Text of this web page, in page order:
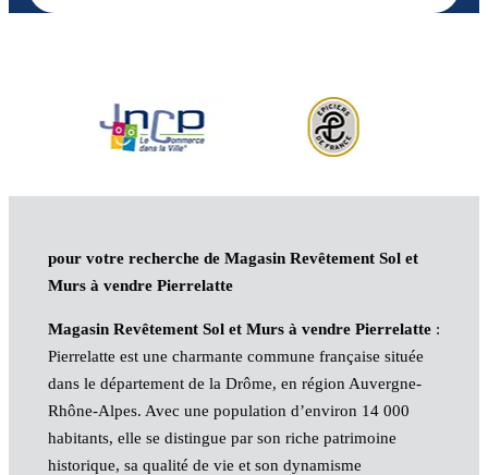
pour votre recherche de Magasin Revêtement Sol et
Murs à vendre Pierrelatte
Magasin Revêtement Sol et Murs à vendre Pierrelatte:
Pierrelatte est une charmante commune française située
dans le département de la Drôme, en région Auvergne-
Rhône-Alpes. Avec une population d’environ 14 000
habitants, elle se distingue par son riche patrimoine
historique, sa qualité de vie et son dynamisme